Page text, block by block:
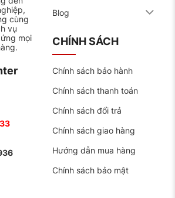
thương hiệu ắc quy trên toàn
này được nhà máy nâng cao công
lượng và độ bền cao.
các kỹ năng kỹ thuật cốt lõi của
Global Battery.
cùng
vụ
mọi
Blog
CHÍNH SÁCH
Chính sách bảo hành
Chính sách thanh toán
Chính sách đổi trả
Chính sách giao hàng
Hướng dẫn mua hàng
Chính sách bảo mật